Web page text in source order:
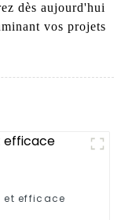
dès aujourd'hui
vos projets
et efficace